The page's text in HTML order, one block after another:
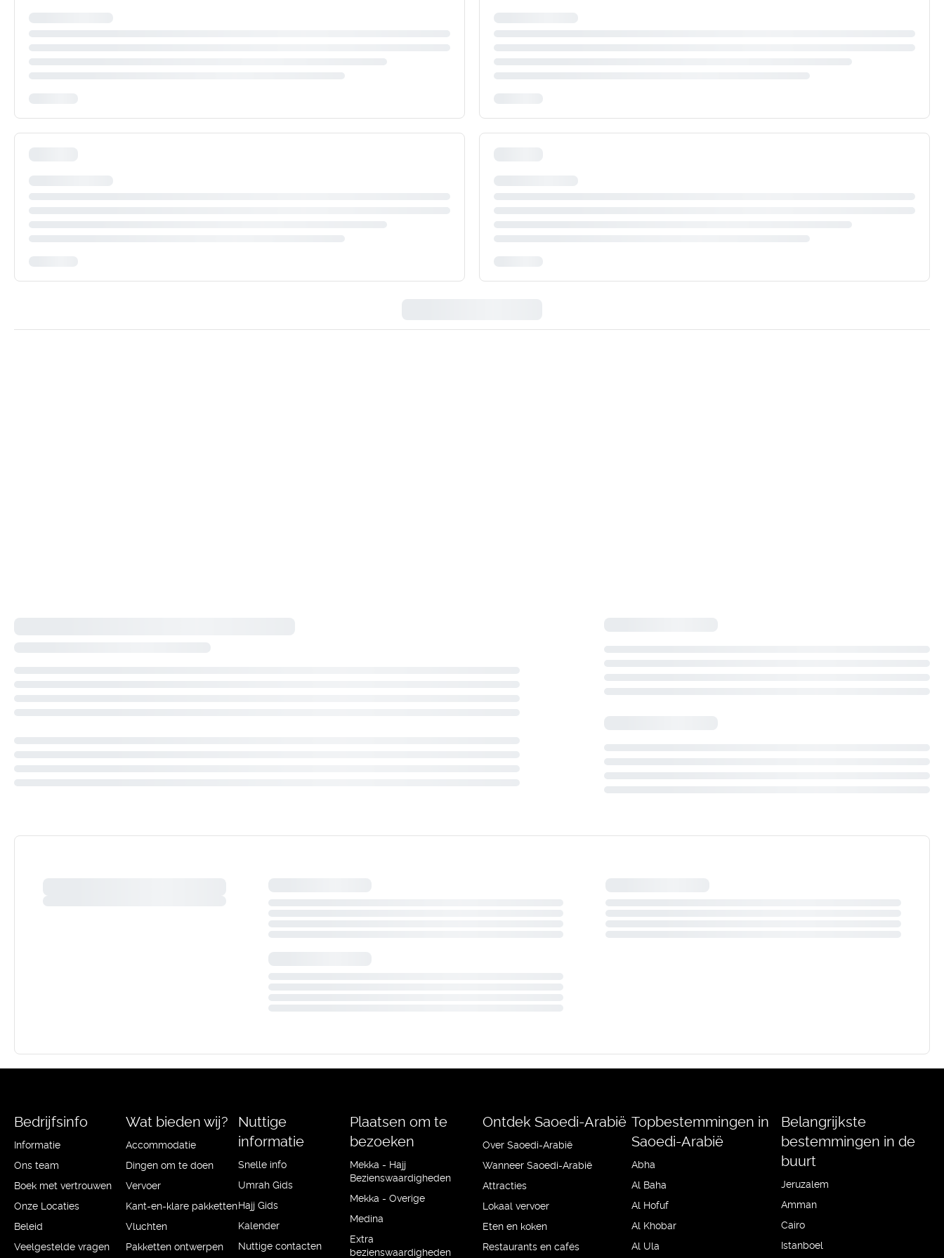
Bedrijfsinfo
Informatie
Ons team
Boek met vertrouwen
Onze Locaties
Beleid
Veelgestelde vragen
Wat bieden wij?
Accommodatie
Dingen om te doen
Vervoer
Kant-en-klare pakketten
Vluchten
Pakketten ontwerpen
Nuttige
informatie
Snelle info
Umrah Gids
Hajj Gids
Kalender
Nuttige contacten
Plaatsen om te
bezoeken
Mekka - Hajj
Bezienswaardigheden
Mekka - Overige
Medina
Extra
bezienswaardigheden
Ontdek Saoedi-Arabië
Over Saoedi-Arabië
Wanneer Saoedi-Arabië
Attracties
Lokaal vervoer
Eten en koken
Restaurants en cafés
Topbestemmingen in
Saoedi-Arabië
Abha
Al Baha
Al Hofuf
Al Khobar
Al Ula
Belangrijkste
bestemmingen in de
buurt
Jeruzalem
Amman
Cairo
Istanboel